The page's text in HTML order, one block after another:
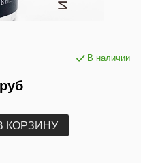
В наличии
КОРЗИНУ